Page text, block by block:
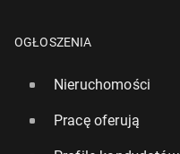
OGŁOSZENIA
Nieruchomości
Pracę oferują